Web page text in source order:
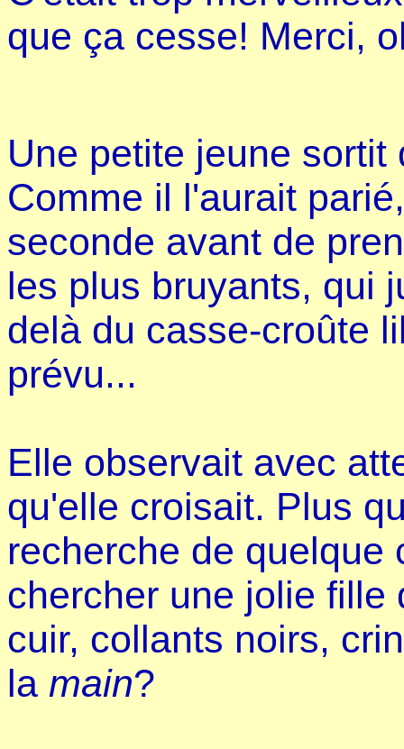
que ça cesse! Merci,
Une petite jeune
Comme il l'aurait
seconde avant de
les plus bruyants, qui
delà du casse-croûte
prévu...
Elle observait avec
qu'elle croisait. Plus
recherche de quelque
chercher une jolie fille
cuir, collants noirs,
la main?